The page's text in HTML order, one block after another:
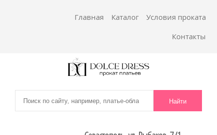
Главная Каталог
Условия проката
Контакты